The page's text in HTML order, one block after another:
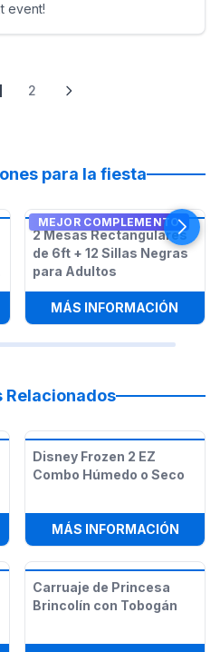
event!
2
para la fiesta
DE NIEVE EN CONO, 2
MEJOR COMPLEMENTO
2 Mesas Rectangulares
de 6ft + 12 Sillas Negras
para Adultos
MÁS INFORMACIÓN
Relacionados
PINK BRINCOLÍN COMBO
Disney Frozen 2 EZ
Combo Húmedo o Seco
MÁS INFORMACIÓN:
Carruaje de Princesa
Brincolín con Tobogán